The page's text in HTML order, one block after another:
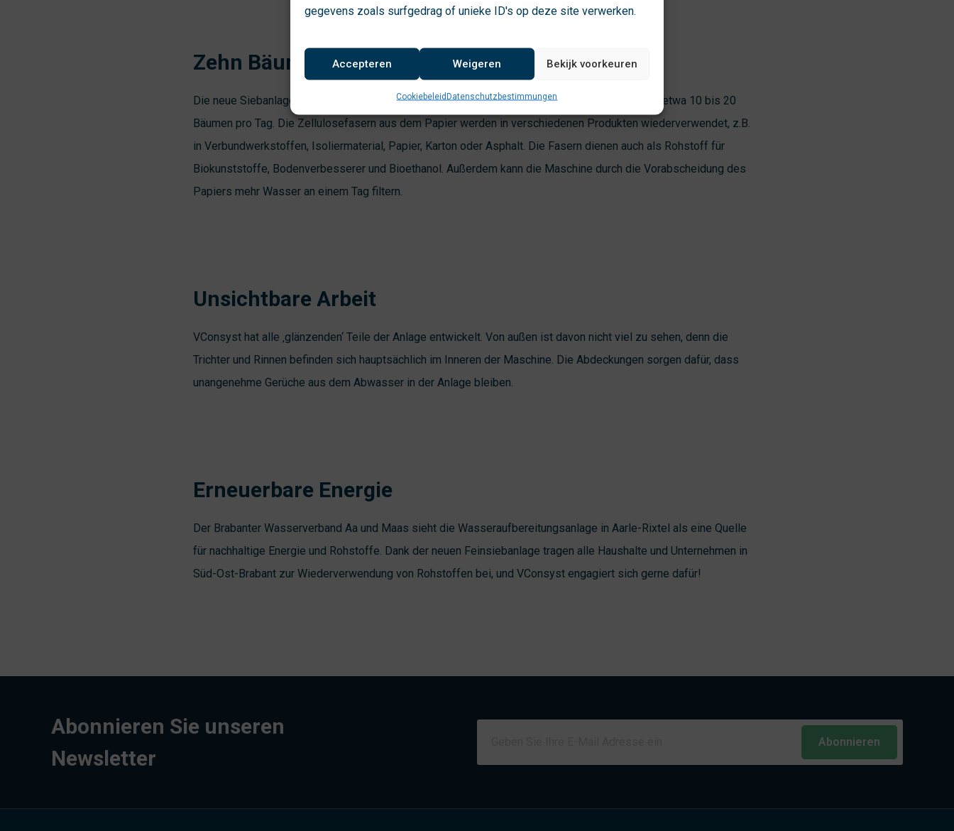
gegevens zoals surfgedrag of unieke ID's op deze site verwerken.
Accepteren Weigeren Bekijk voorkeuren
CookiebeleidDatenschutzbestimmungen
Zehn Bäume pro Tag
Die neue Siebanlage trennt bereits drei Viertel des Papierbreis vom Abwasser. Das entspricht etwa 10 bis 20
Bäumen pro Tag. Die Zellulosefasern aus dem Papier werden in verschiedenen Produkten wiederverwendet, z.B.
in Verbundwerkstoffen, Isoliermaterial, Papier, Karton oder Asphalt. Die Fasern dienen auch als Rohstoff für
Biokunststoffe, Bodenverbesserer und Bioethanol. Außerdem kann die Maschine durch die Vorabscheidung des
Papiers mehr Wasser an einem Tag filtern.
Unsichtbare Arbeit
VConsyst hat alle ‚glänzenden‘ Teile der Anlage entwickelt. Von außen ist davon nicht viel zu sehen, denn die
Trichter und Rinnen befinden sich hauptsächlich im Inneren der Maschine. Die Abdeckungen sorgen dafür, dass
unangenehme Gerüche aus dem Abwasser in der Anlage bleiben.
Erneuerbare Energie
Der Brabanter Wasserverband Aa und Maas sieht die Wasseraufbereitungsanlage in Aarle-Rixtel als eine Quelle
für nachhaltige Energie und Rohstoffe. Dank der neuen Feinsiebanlage tragen alle Haushalte und Unternehmen in
Süd-Ost-Brabant zur Wiederverwendung von Rohstoffen bei, und VConsyst engagiert sich gerne dafür!
Abonnieren Sie unseren
Newsletter
Abonnieren